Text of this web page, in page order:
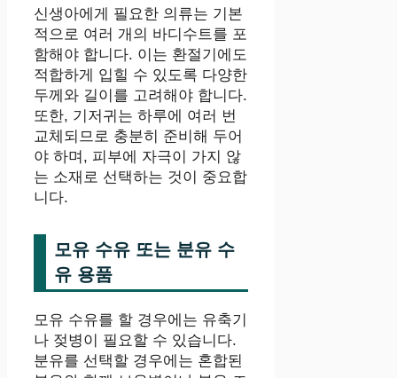
신생아에게 필요한 의류는 기본
적으로 여러 개의 바디수트를 포
함해야 합니다. 이는 환절기에도
적합하게 입힐 수 있도록 다양한
두께와 길이를 고려해야 합니다.
또한, 기저귀는 하루에 여러 번
교체되므로 충분히 준비해 두어
야 하며, 피부에 자극이 가지 않
는 소재로 선택하는 것이 중요합
니다.
모유 수유 또는 분유 수
유 용품
모유 수유를 할 경우에는 유축기
나 젖병이 필요할 수 있습니다.
분유를 선택할 경우에는 혼합된